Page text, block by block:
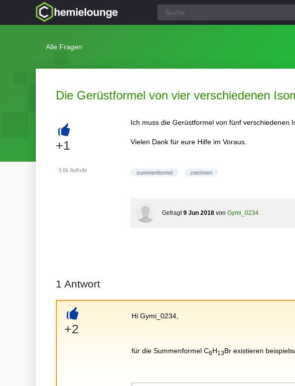
Alle Fragen
Die Gerüstformel von vier verschiedenen
+
+1
3,6k Aufrufe
Ich muss die Gerüstformel von fünf verschiedenen
Vielen Dank für eure Hilfe im Voraus.
summenformel zeichnen
Gefragt 9 Jun 2018 von Gymi_0234
1 Antwort
+
+2
Hi Gymi_0234,
für die Summenformel C6H13Br existieren